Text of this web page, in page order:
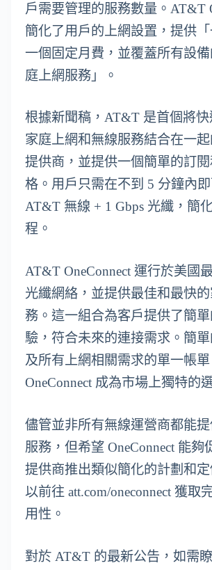
戶需要管理的服務數量。AT&T
簡化了用戶的上網設置，提供「
一個固定月費，並覆蓋所有設
庭上網服務」。
根據新聞稿，AT&T 是首個將
家庭上網和無線服務結合在一
提供商，並提供一個簡單的訂
格。用戶只需在不到 5 分鐘內
AT&T 無線 + 1 Gbps 光纖，簡
程。
AT&T OneConnect 運行於美國
光纖網絡，並提供最佳和最快
務。這一組合為客戶提供了簡
驗，符合未來的連接需求。簡
及所有上網相關需求的單一帳
OneConnect 成為市場上獨特的
儘管並非所有無線運營商都能
服務，但希望 OneConnect 能夠
提供商推出類似簡化的計劃和定
以前往 att.com/oneconnect 獲取
用性。
對於 AT&T 的最新公告，如需